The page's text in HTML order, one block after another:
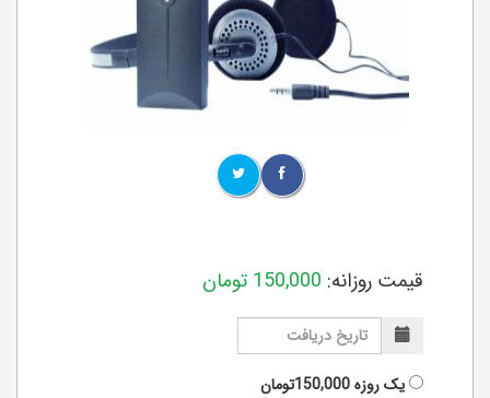
قیمت روزانه: 150,000 تومان
یک روزه150,000تومان